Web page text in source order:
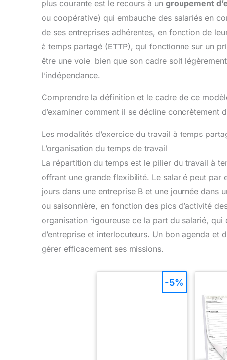
plus courante est le recours à un groupement
ou coopérative) qui embauche des salariés en
de ses entreprises adhérentes, en fonction de
à temps partagé (ETTP), qui fonctionne sur un
être une voie, bien que son cadre soit
l’indépendance.
Comprendre la définition et le cadre de ce
d’examiner comment il se décline concrètement
Les modalités d’exercice du travail à temps
L’organisation du temps de travail
La répartition du temps est le pilier du travail à
offrant une grande flexibilité. Le salarié peut par
jours dans une entreprise B et une journée dans
ou saisonnière, en fonction des pics d’activité
organisation rigoureuse de la part du salarié,
d’entreprise et interlocuteurs. Un bon agenda
gérer efficacement ses missions.
-5%